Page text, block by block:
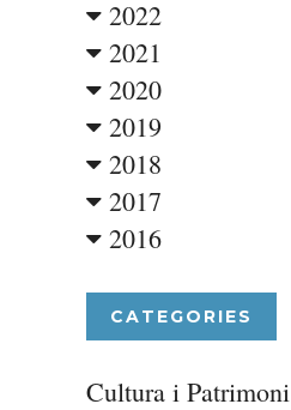
2022
2021
2020
2019
2018
2017
2016
CATEGORIES
Cultura i Patrimoni